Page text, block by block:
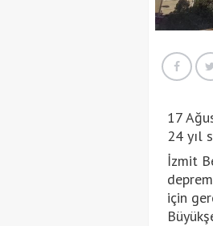
17
24 yıl
İzmit
için